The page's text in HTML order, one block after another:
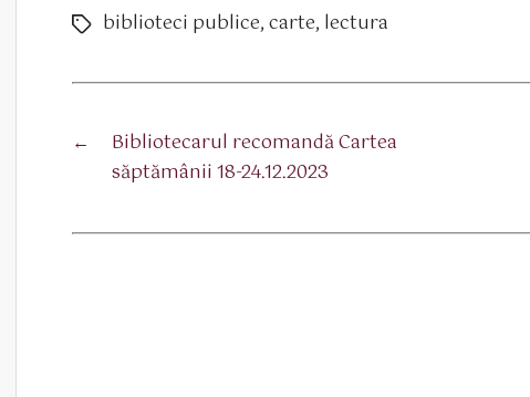
Etichete
biblioteci publice,carte, lectura
←
Bibliotecarul recomandă Cartea
săptămânii 18-24.12.2023